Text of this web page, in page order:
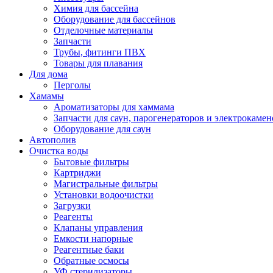
Химия для бассейна
Оборудование для бассейнов
Отделочные материалы
Запчасти
Трубы, фитинги ПВХ
Товары для плавания
Для дома
Перголы
Хамамы
Ароматизаторы для хаммама
Запчасти для саун, парогенераторов и
Оборудование для саун
Автополив
Очистка воды
Бытовые фильтры
Картриджи
Магистральные фильтры
Установки водоочистки
Загрузки
Реагенты
Клапаны управления
Емкости напорные
Реагентные баки
Обратные осмосы